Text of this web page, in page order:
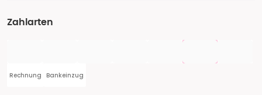
Zahlarten
Rechnung Bankeinzug